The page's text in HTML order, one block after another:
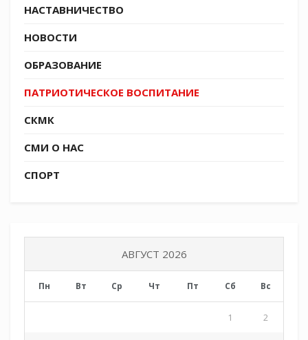
НАСТАВНИЧЕСТВО
НОВОСТИ
ОБРАЗОВАНИЕ
ПАТРИОТИЧЕСКОЕ ВОСПИТАНИЕ
СКМК
СМИ О НАС
СПОРТ
АВГУСТ 2026
Пн Вт Ср Чт Пт Сб Вс
1 2